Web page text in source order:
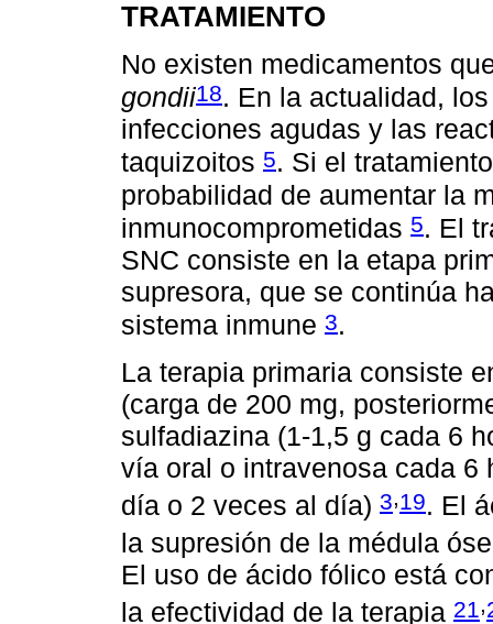
TRATAMIENTO
No existen medicamentos
gondii18. En la actualidad,
infecciones agudas y las
taquizoitos 5. Si el
probabilidad de aumentar la
inmunocomprometidas 5. El
SNC consiste en la etapa
supresora, que se continúa
sistema inmune 3.
La terapia primaria consiste
(carga de 200 mg,
sulfadiazina (1-1,5 g cada 6
vía oral o intravenosa cada 6
día o 2 veces al día) 3,19. El
la supresión de la médula
El uso de ácido fólico está
la efectividad de la terapia 21 ,